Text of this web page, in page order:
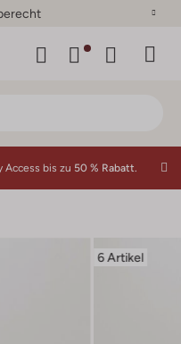
Access bis zu 50 % Rabatt.
6 Artikel